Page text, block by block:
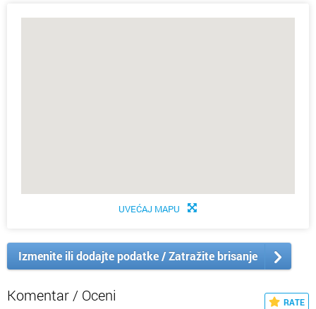
UVEĆAJ MAPU
Izmenite ili dodajte podatke / Zatražite brisanje
Komentar / Oceni RATE